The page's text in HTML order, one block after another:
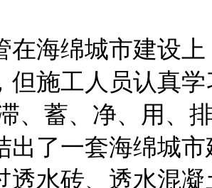
海绵城市建设上
但施工人员认真
、蓄、净、用、
出了一套海绵城
透水砖、透水混